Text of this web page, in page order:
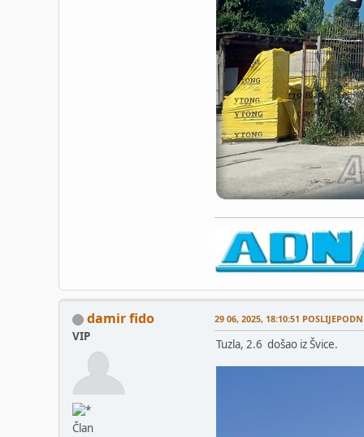
damir fido
VIP
Član
29 06, 2025, 18:10:51
Tuzla, 2.6 došao iz Švice.